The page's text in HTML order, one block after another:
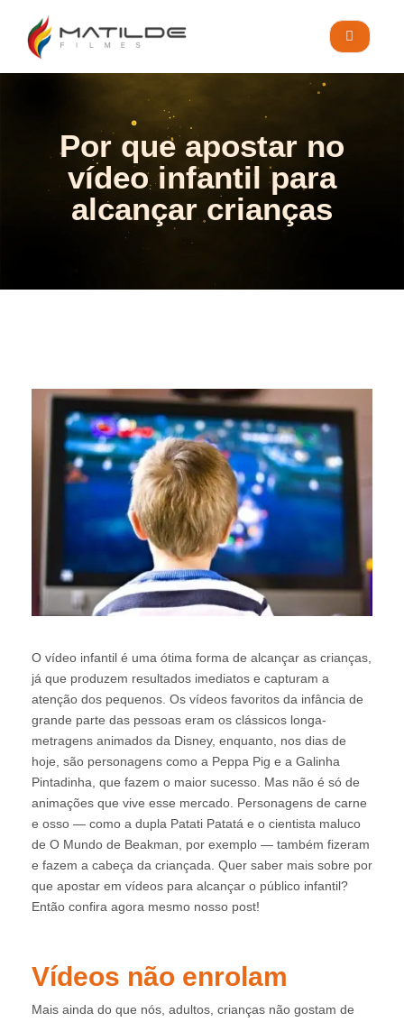
Por que apostar no
vídeo infantil para
alcançar crianças
O vídeo infantil é uma ótima forma de alcançar as crianças,
já que produzem resultados imediatos e capturam a
atenção dos pequenos. Os vídeos favoritos da infância de
grande parte das pessoas eram os clássicos longa-
metragens animados da Disney, enquanto, nos dias de
hoje, são personagens como a Peppa Pig e a Galinha
Pintadinha, que fazem o maior sucesso. Mas não é só de
animações que vive esse mercado. Personagens de carne
e osso — como a dupla Patati Patatá e o cientista maluco
de O Mundo de Beakman, por exemplo — também fizeram
e fazem a cabeça da criançada. Quer saber mais sobre por
que apostar em vídeos para alcançar o público infantil?
Então confira agora mesmo nosso post!
Vídeos não enrolam
Mais ainda do que nós, adultos, crianças não gostam de